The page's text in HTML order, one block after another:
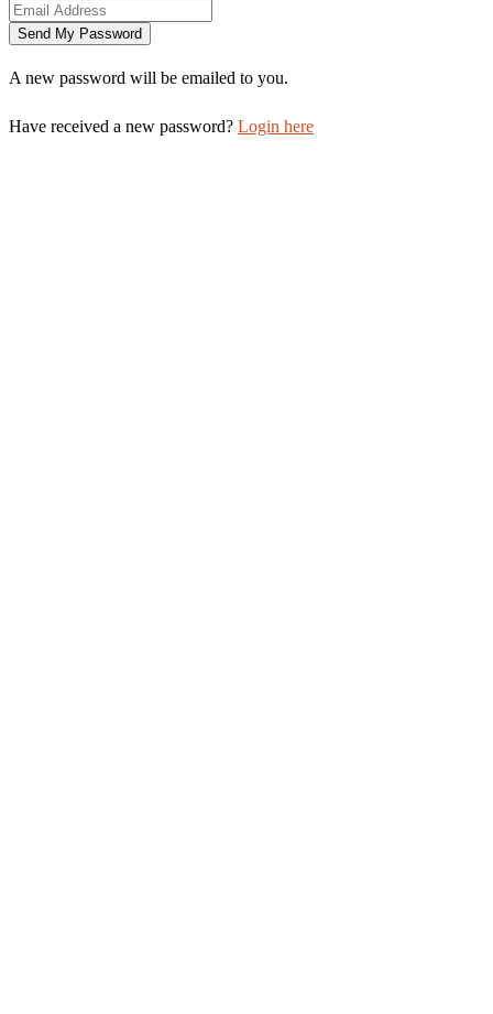
A new password will be emailed to you.
Have received a new password? Login here